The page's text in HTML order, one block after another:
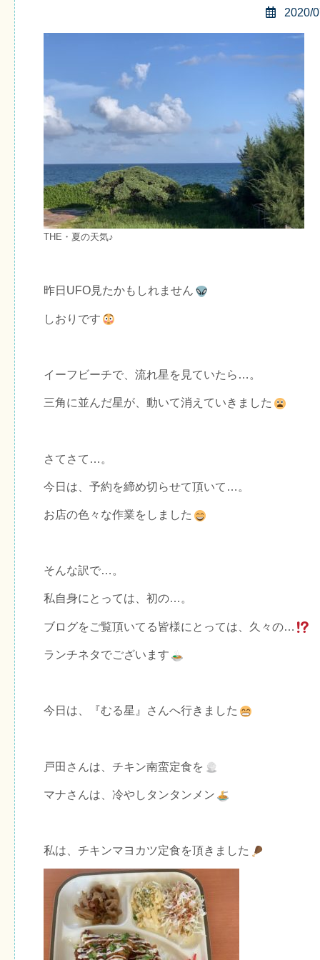
2020/
THE・夏の天気♪
昨日UFO見たかもしれません
しおりです
イーフビーチで、流れ星を見ていたら…。
三角に並んだ星が、動いて消えていきました
さてさて…。
今日は、予約を締め切らせて頂いて…。
お店の色々な作業をしました
そんな訳で…。
私自身にとっては、初の…。
ブログをご覧頂いてる皆様にとっては、久々の…
ランチネタでございます
今日は、『むる星』さんへ行きました
戸田さんは、チキン南蛮定食を
マナさんは、冷やしタンタンメン
私は、チキンマヨカツ定食を頂きました